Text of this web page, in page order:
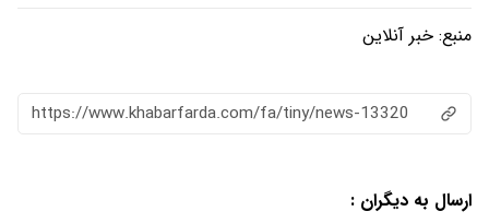
منبع: خبر آنلاین
https://www.khabarfarda.com/fa/tiny/news-13320
ارسال به دیگران :